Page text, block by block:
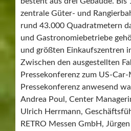
zentrale Güter- und
rund 43.000 Quadratmetern
und Gastronomiebetriebe
und größten Einkaufszentren
Zwischen den ausgestellten
Pressekonferenz zum US-
Pressekonferenz anwesend
Andrea Poul, Center
Ulrich Herrmann,
RETRO Messen GmbH,